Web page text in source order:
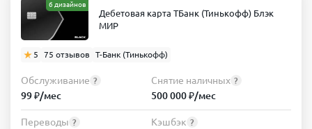
6 дизайнов
Дебетовая карта ТБанк (Тинькофф) Блэк
МИР
5 75 отзывов Т-Банк (Тинькофф)
Обслуживание ?
99 ₽/мес
Снятие наличных ?
500 000 ₽/мес
Переводы ? Кэшбэк ?